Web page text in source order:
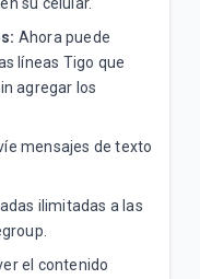
Ahora puede
líneas Tigo que
agregar los
mensajes de texto
ilimitadas a las
el contenido